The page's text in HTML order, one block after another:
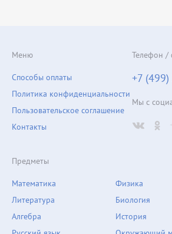
Предметы
Математика
Литература
Алгебра
Физика
Биология
История
Меню
Способы оплаты
Политика конфиденциальности
Пользовательское соглашение
Контакты
Телефон /
+7
Мы с